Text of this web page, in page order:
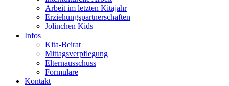
Arbeit im letzten Kitajahr
Erziehungspartnerschaften
Jolinchen Kids
Infos
Kita-Beirat
Mittagsverpflegung
Elternausschuss
Formulare
Kontakt